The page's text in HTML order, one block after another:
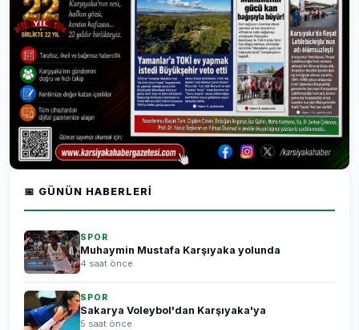
📅 GÜNÜN HABERLERI
SPOR
Muhaymin Mustafa Karşıyaka yolunda
4 saat önce
SPOR
Sakarya Voleybol'dan Karşıyaka'ya
5 saat önce